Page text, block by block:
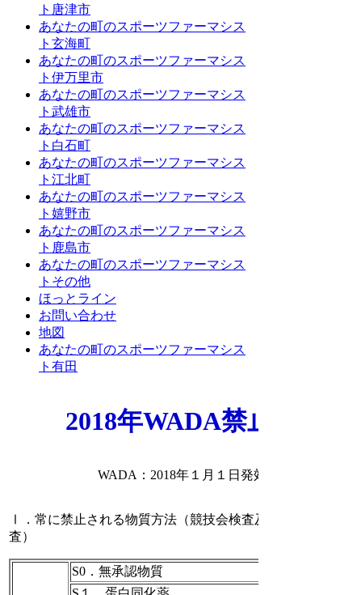
ト唐津市
あなたの町のスポーツファーマシス
ト玄海町
あなたの町のスポーツファーマシス
ト伊万里市
あなたの町のスポーツファーマシス
ト武雄市
あなたの町のスポーツファーマシス
ト白石町
あなたの町のスポーツファーマシス
ト江北町
あなたの町のスポーツファーマシス
ト嬉野市
あなたの町のスポーツファーマシス
ト鹿島市
あなたの町のスポーツファーマシス
トその他
ほっとライン
お問い合わせ
地図
あなたの町のスポーツファーマシス
ト有田
2018年WADA禁止表
WADA：2018年１月１日発効
Ⅰ．常に禁止される物質方法（競技会検査及び競技会外検
査）
S0．無承認物質